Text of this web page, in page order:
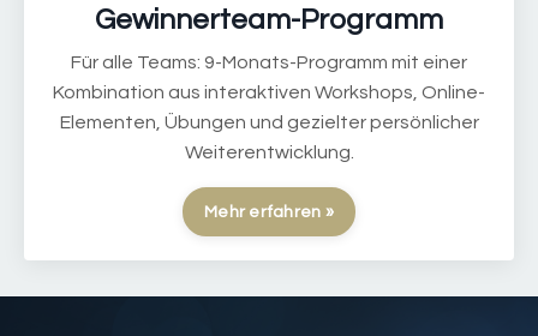
Gewinnerteam-Programm
Für alle Teams: 9-Monats-Programm mit einer
Kombination aus interaktiven Workshops, Online-
Elementen, Übungen und gezielter persönlicher
Weiterentwicklung.
Mehr erfahren »